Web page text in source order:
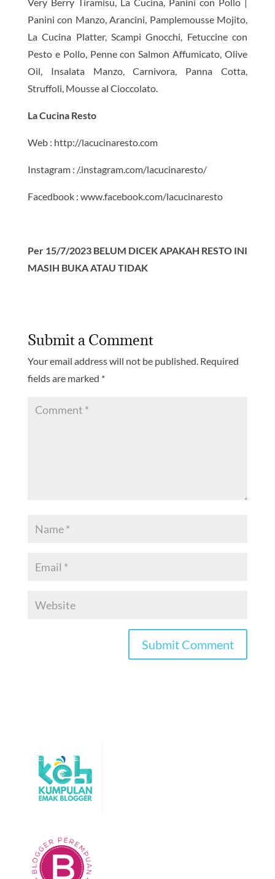
Panini con Manzo, Arancini, Pamplemousse Mojito,
La Cucina Platter, Scampi Gnocchi, Fetuccine con
Pesto e Pollo, Penne con Salmon Affumicato, Olive
Oil, Insalata Manzo, Carnivora, Panna Cotta,
Struffoli, Mousse al Cioccolato.
La Cucina Resto
Web : http://lacucinaresto.com
Instagram : /.instagram.com/lacucinaresto/
Facedbook : www.facebook.com/lacucinaresto
Per 15/7/2023 BELUM DICEK APAKAH RESTO INI
MASIH BUKA ATAU TIDAK
Submit a Comment
Your email address will not be published. Required
fields are marked *